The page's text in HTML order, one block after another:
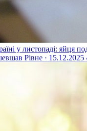
у листопаді: яйця
Рівне · 15.12.2025